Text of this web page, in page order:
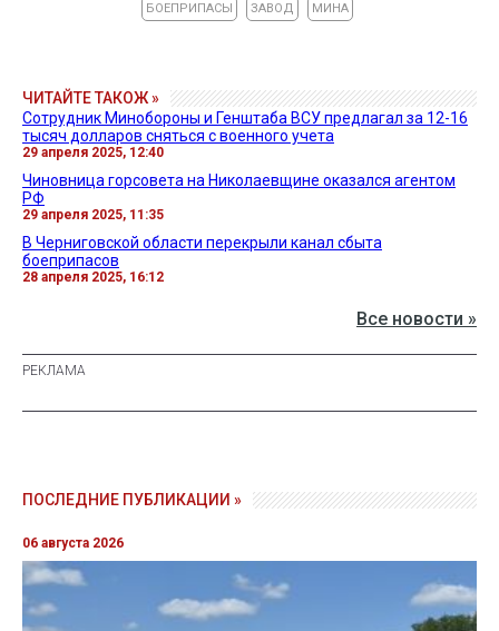
БОЕПРИПАСЫ ЗАВОД МИНА
ЧИТАЙТЕ ТАКОЖ »
Сотрудник Минобороны и Генштаба ВСУ предлагал за 12-16
тысяч долларов сняться с военного учета
29 апреля 2025, 12:40
Чиновница горсовета на Николаевщине оказался агентом
РФ
29 апреля 2025, 11:35
В Черниговской области перекрыли канал сбыта
боеприпасов
28 апреля 2025, 16:12
Все новости »
ПОСЛЕДНИЕ ПУБЛИКАЦИИ »
06 августа 2026